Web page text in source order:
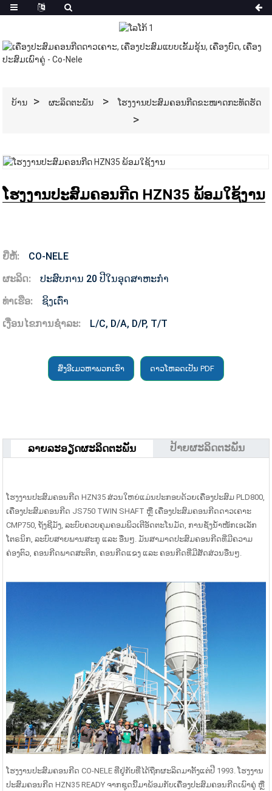
ບ້ານ ຜະລິດຕະພັນ ໂຮງງານປະສົມຄອນກີດຂະໜາດກະທັດຮັດ
ໂຮງງານປະສົມຄອນກີດ HZN35 ພ້ອມໃຊ້ງານ
ຍີ່ຫໍ້:
CO-NELE
ຜະລິດ:
ປະສົບການ 20 ປີໃນອຸດສາຫະກໍາ
ທ່າເຮືອ:
ຊິງເຕົ່າ
ເງື່ອນໄຂການຊໍາລະ:
L/C, D/A, D/P, T/T
ສົ່ງອີເມວຫາພວກເຮົາ ດາວໂຫລດເປັນ PDF
ລາຍລະອຽດຜະລິດຕະພັນ ປ້າຍຜະລິດຕະພັນ
ໂຮງງານປະສົມຄອນກີດ HZN35 ສ່ວນໃຫຍ່ແມ່ນປະກອບດ້ວຍເຄື່ອງປະສົມ PLD800,
ເຄື່ອງປະສົມຄອນກີດ JS750 TWIN SHAFT ຫຼື ເຄື່ອງປະສົມຄອນກີດດາວເຄາະ
CMP750, ຖັງຊີມັງ, ລະບົບຄວບຄຸມຄອມພິວເຕີອັດຕະໂນມັດ, ການຊັ່ງນໍ້າໜັກເອເລັກ
ໂຕຣນິກ, ລະບົບສາຍພານສະກູ ແລະ ອື່ນໆ. ມັນສາມາດປະສົມຄອນກີດທີ່ມີຄວາມ
ຄ່ອງຕົວ, ຄອນກີດພາດສະຕິກ, ຄອນກີດແຂງ ແລະ ຄອນກີດທີ່ມີສັດສ່ວນອື່ນໆ.
ໂຮງງານປະສົມຄອນກີດ CO-NELE ທີ່ຢູ່ກັບທີ່ໄດ້ຖືກຜະລິດມາຕັ້ງແຕ່ປີ 1993. ໂຮງງານ
ປະສົມຄອນກີດ HZN35 READY ຈາກຊຸດນີ້ມາພ້ອມກັບເຄື່ອງປະສົມຄອນກີດເພົາຄູ່ ຫຼື